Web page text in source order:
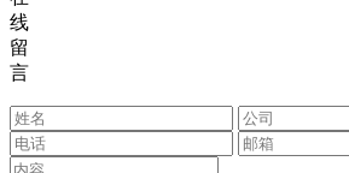
线
留
言